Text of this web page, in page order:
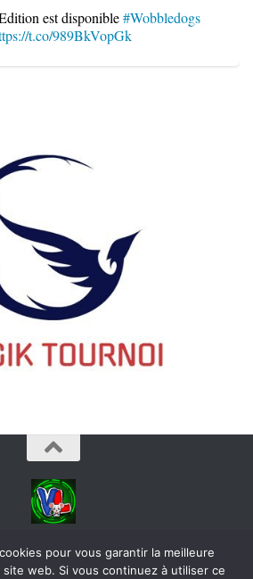
est disponible#Wobbledogs
t.co/989BkVopGk
2026. Tous droits réservés.
pour vous garantir la meilleure
web. Si vous continuez à utiliser ce